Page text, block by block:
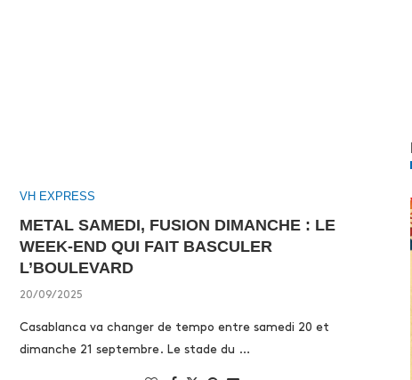
VH EXPRESS
METAL SAMEDI, FUSION DIMANCHE : LE
WEEK-END QUI FAIT BASCULER
L’BOULEVARD
20/09/2025
Casablanca va changer de tempo entre samedi 20 et
dimanche 21 septembre. Le stade du …